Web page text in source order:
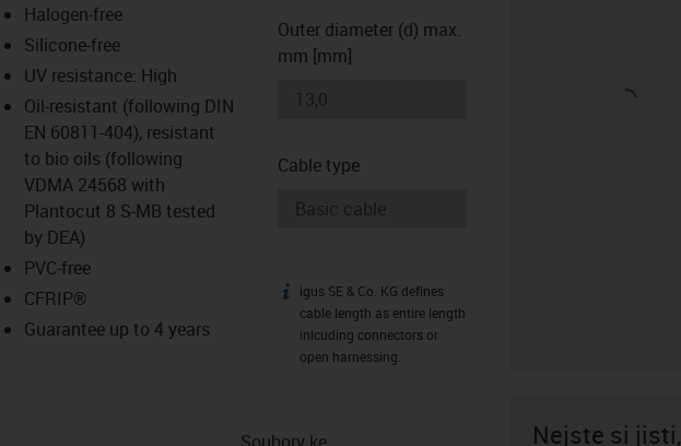
Halogen-free
Silicone-free
UV resistance: High
Oil-resistant (following DIN
EN 60811-404), resistant
to bio oils (following
VDMA 24568 with
Plantocut 8 S-MB tested
by DEA)
PVC-free
CFRIP®
Guarantee up to 4 years
Outer diameter (d) max.
mm [mm]
Cable type
igus-icon-info
igus SE & Co. KG defines
cable length as entire length
inlcuding connectors or
open harnessing.
Soubory ke
Nejste si jisti,